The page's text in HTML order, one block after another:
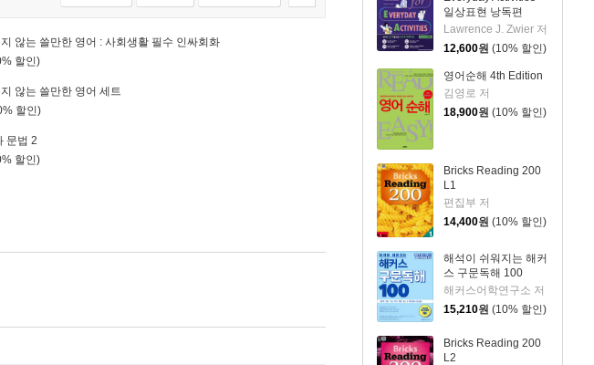
일상표현 낭독편
Lawrence J. Zwier 저
12,600원 (10% 할인)
영어순해 4th Edition
김영로 저
18,900원 (10% 할인)
Bricks Reading 200
L1
편집부 저
14,400원 (10% 할인)
해석이 쉬워지는 해커
스 구문독해 100
해커스어학연구소 저
15,210원 (10% 할인)
Bricks Reading 200
L2
않는 쓸만한 영어 : 사회생활 필수 인싸회화
할인)
않는 쓸만한 영어 세트
할인)
문법 2
할인)